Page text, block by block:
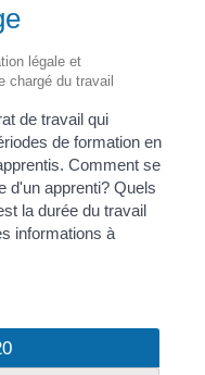
légale et
chargé du travail
de travail qui
de formation en
Comment se
d'un apprenti? Quels
la durée du travail
informations à